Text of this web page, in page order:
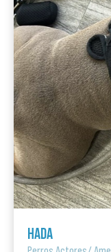
HADA